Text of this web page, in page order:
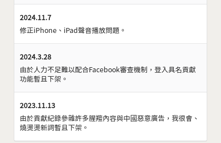
2024.11.7
修正iPhone、iPad聲音播放問題。
2024.3.28
由於人力不足難以配合Facebook審查機制，登入具名貢獻
功能暫且下架。
2023.11.13
由於貢獻紀錄參雜許多腥羶內容與中國惡意廣告，我很會、
燒燙燙新詞暫且下架。